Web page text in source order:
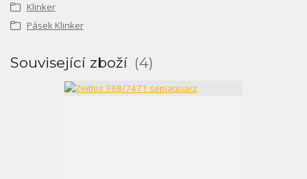
Klinker
Pásek Klinker
Související zboží 4